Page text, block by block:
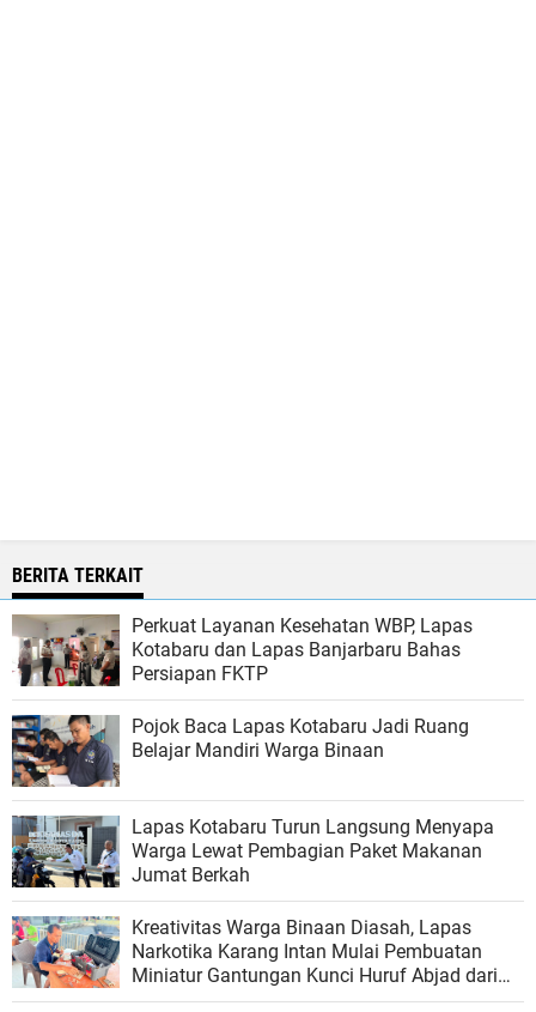
BERITA TERKAIT
Perkuat Layanan Kesehatan WBP, Lapas
Kotabaru dan Lapas Banjarbaru Bahas
Persiapan FKTP
Pojok Baca Lapas Kotabaru Jadi Ruang
Belajar Mandiri Warga Binaan
Lapas Kotabaru Turun Langsung Menyapa
Warga Lewat Pembagian Paket Makanan
Jumat Berkah
Kreativitas Warga Binaan Diasah, Lapas
Narkotika Karang Intan Mulai Pembuatan
Miniatur Gantungan Kunci Huruf Abjad dari
Bambu